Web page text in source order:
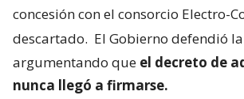
concesión con el consorcio Electro-
descartado. El Gobierno defendió
argumentando que el decreto de
nunca llegó a firmarse.